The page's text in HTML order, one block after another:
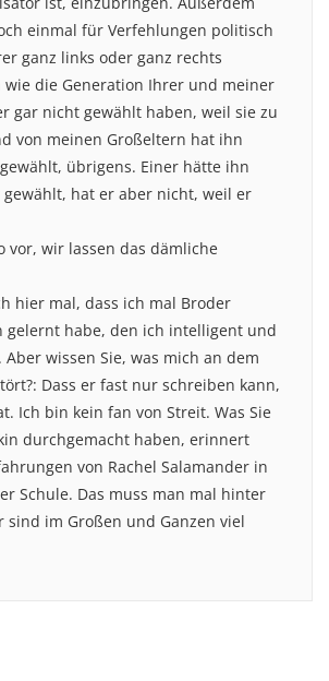
einmal für Verfehlungen politisch
ganz links oder ganz rechts
wie die Generation Ihrer und meiner
gar nicht gewählt haben, weil sie zu
von meinen Großeltern hat ihn
übrigens. Einer hätte ihn
hat er aber nicht, weil er
vor, wir lassen das dämliche
hier mal, dass ich mal Broder
gelernt habe, den ich intelligent und
wissen Sie, was mich an dem
Dass er fast nur schreiben kann,
Ich bin kein fan von Streit. Was Sie
durchgemacht haben, erinnert
von Rachel Salamander in
Schule. Das muss man mal hinter
sind im Großen und Ganzen viel